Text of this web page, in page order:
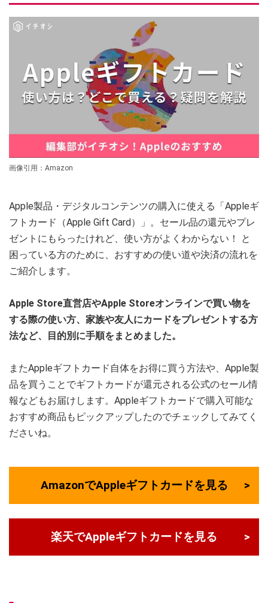
画像引用：Amazon
Apple製品・デジタルコンテンツの購入に使える「Appleギ
フトカード（Apple Gift Card）」。セール品の還元やプレ
ゼントにもらったけれど、使い方がよくわからない！ と
困っている方のために、おすすめの使い道や決済の流れを
ご紹介します。
Apple Store直営店やApple Storeオンラインで買い物を
する際の使い方、家族や友人にカードをプレゼントする方
法など、目的別に手順をまとめました。
またAppleギフトカード自体をお得に買う方法や、Apple製
品を買うことでギフトカードが還元される公式のセール情
報などもお届けします。Appleギフトカードで購入可能な
おすすめ商品もピックアップしたのでチェックしてみてく
ださいね。
AmazonでAppleギフトカードを見る
楽天でAppleギフトカードを見る